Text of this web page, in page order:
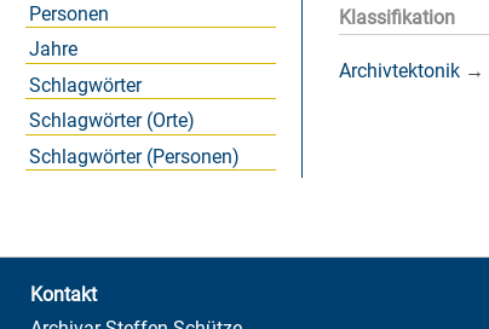
Personen
Jahre
Schlagwörter
Schlagwörter (Orte)
Schlagwörter (Personen)
Klassifikation
Archivtektonik →
Kontakt